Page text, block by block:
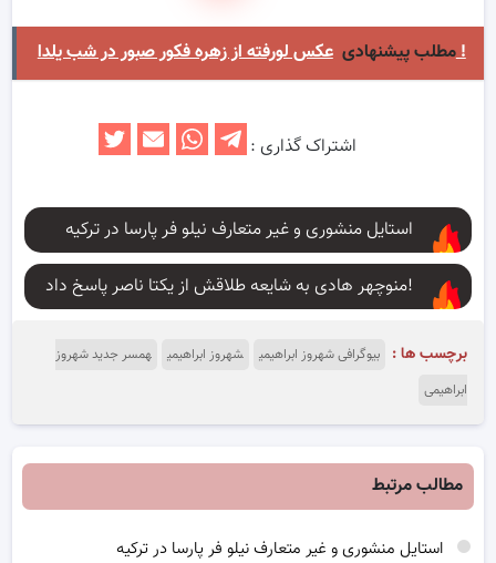
مطلب پیشنهادیعکس لورفته از زهره فکور صبور در شب یلدا !
اشتراک گذاری :
استایل منشوری و غیر متعارف نیلو فر پارسا در ترکیه
منوچهر هادی به شایعه طلاقش از یکتا ناصر پاسخ داد!
برچسب ها : بیوگرافی شهروز ابراهیمی شهروز ابراهیمی
همسر جدید شهروز
ابراهیمی
مطالب مرتبط
استایل منشوری و غیر متعارف نیلو فر پارسا در ترکیه